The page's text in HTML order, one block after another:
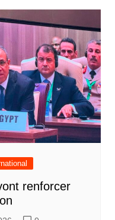
renforcer